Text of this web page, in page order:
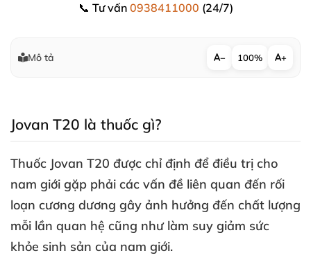
📞 Tư vấn 0938411000 (24/7)
Mô tả − 100% +
Jovan T20 là thuốc gì?
Thuốc Jovan T20 được chỉ định để điều trị cho
nam giới gặp phải các vấn đề liên quan đến rối
loạn cương dương gây ảnh hưởng đến chất lượng
mỗi lần quan hệ cũng như làm suy giảm sức
khỏe sinh sản của nam giới.